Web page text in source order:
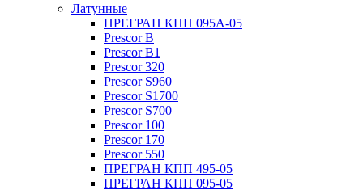
Латунные
ПРЕГРАН КПП 095А-05
Prescor B
Prescor B1
Prescor 320
Prescor S960
Prescor S1700
Prescor S700
Prescor 100
Prescor 170
Prescor 550
ПРЕГРАН КПП 495-05
ПРЕГРАН КПП 095-05